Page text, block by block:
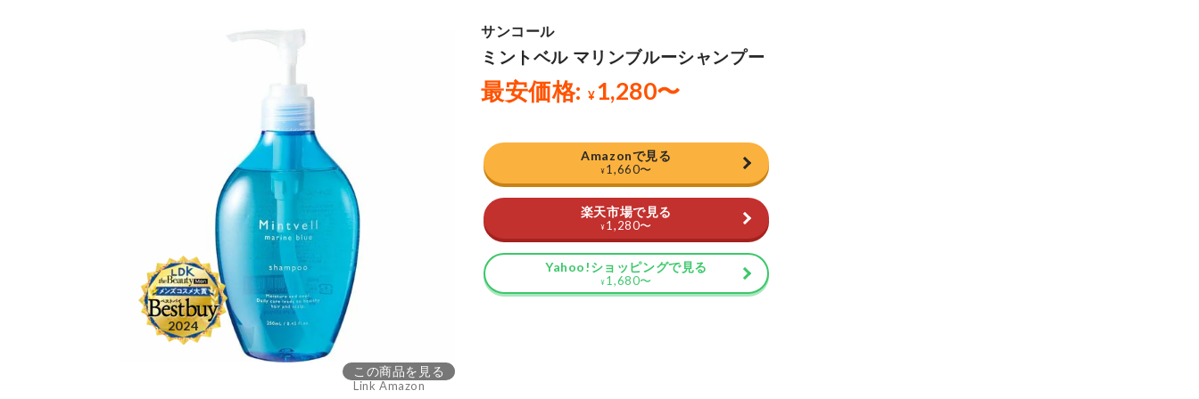
この商品を見る
Link Amazon
Amazonで見る
¥ 1,660〜
楽天市場で見る
¥ 1,280〜
Yahoo!ショッピングで見る
¥ 1,680〜